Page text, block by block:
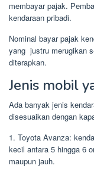
membayar pajak.
kendaraan pribadi.
Nominal bayar pajak
yang justru merugikan
diterapkan.
Jenis mobil
Ada banyak jenis
disesuaikan dengan
1. Toyota Avanza:
kecil antara 5 hingga 6
maupun jauh.